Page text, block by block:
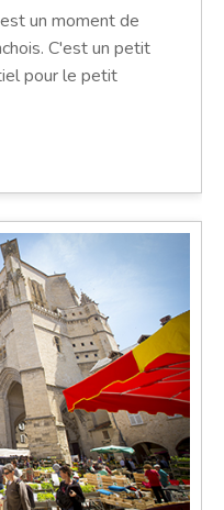
un moment de
C'est un petit
pour le petit